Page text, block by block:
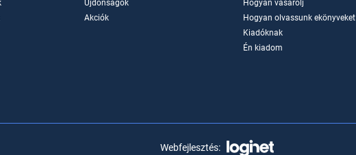
Újdonságok
Akciók
Hogyan vásárolj
Hogyan olvassunk ekönyveket
Kiadóknak
Én kiadom
Webfejlesztés: